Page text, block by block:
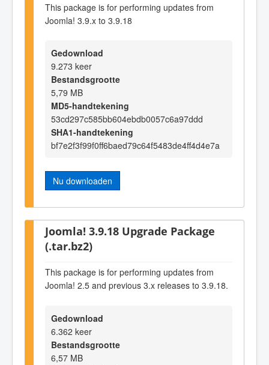
This package is for performing updates from
Joomla! 3.9.x to 3.9.18
Gedownload
9.273 keer
Bestandsgrootte
5,79 MB
MD5-handtekening
53cd297c585bb604ebdb0057c6a97ddd
SHA1-handtekening
bf7e2f3f99f0ff6baed79c64f5483de4ff4d4e7a
Nu downloaden
Joomla! 3.9.18 Upgrade Package
(.tar.bz2)
This package is for performing updates from
Joomla! 2.5 and previous 3.x releases to 3.9.18.
Gedownload
6.362 keer
Bestandsgrootte
6,57 MB